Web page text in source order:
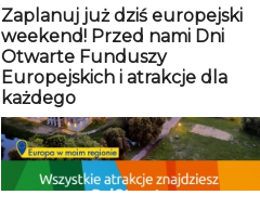
Zaplanuj już dziś europejski
weekend! Przed nami Dni
Otwarte Funduszy
Europejskich i atrakcje dla
każdego